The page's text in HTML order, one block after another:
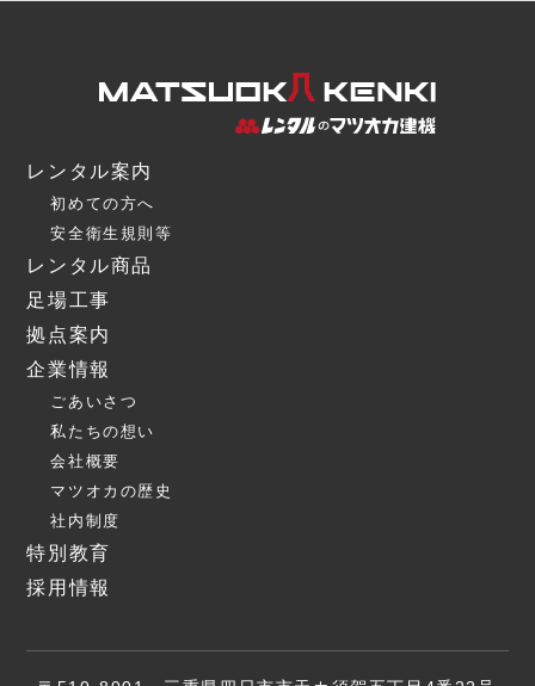
レンタル案内
初めての方へ
安全衛生規則等
レンタル商品
足場工事
拠点案内
企業情報
ごあいさつ
私たちの想い
会社概要
マツオカの歴史
社内制度
特別教育
採用情報